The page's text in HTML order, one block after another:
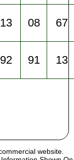
13 08 67
92 91 13
website.